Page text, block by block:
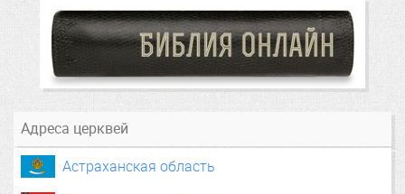
Адреса церквей
Астраханская область